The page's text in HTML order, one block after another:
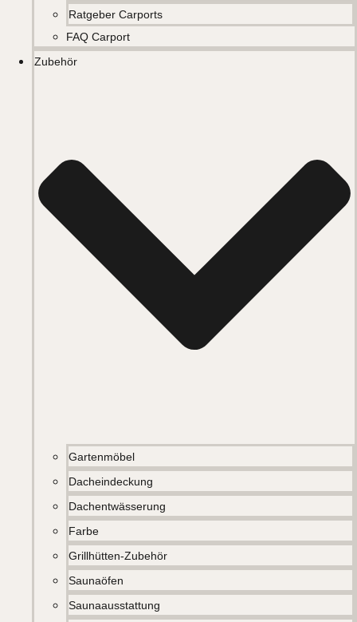
Ratgeber Carports
FAQ Carport
Zubehör
Gartenmöbel
Dacheindeckung
Dachentwässerung
Farbe
Grillhütten-Zubehör
Saunaöfen
Saunaausstattung